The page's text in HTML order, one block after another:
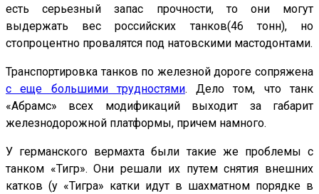
есть серьезный запас прочности, то они могут
выдержать вес российских танков(46 тонн), но
стопроцентно провалятся под натовскими мастодонтами.
Транспортировка танков по железной дороге сопряжена
с еще большими трудностями. Дело том, что танк
«Абрамс» всех модификаций выходит за габарит
железнодорожной платформы, причем намного.
У германского вермахта были такие же проблемы с
танком «Тигр». Они решали их путем снятия внешних
катков (у «Тигра» катки идут в шахматном порядке в